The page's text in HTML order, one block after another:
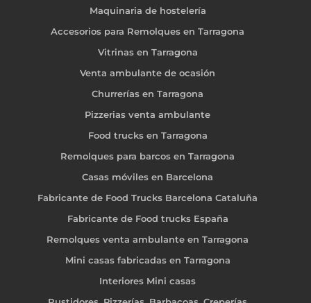
Maquinaria de hostelería
Accesorios para Remolques en Tarragona
Vitrinas en Tarragona
Venta ambulante de ocasión
Churrerías en Tarragona
Pizzerias venta ambulante
Food trucks en Tarragona
Remolques para barcos en Tarragona
Casas móviles en Barcelona
Fabricante de Food Trucks Barcelona Cataluña
Fabricante de Food trucks España
Remolques venta ambulante en Tarragona
Mini casas fabricadas en Tarragona
Interiores Mini casas